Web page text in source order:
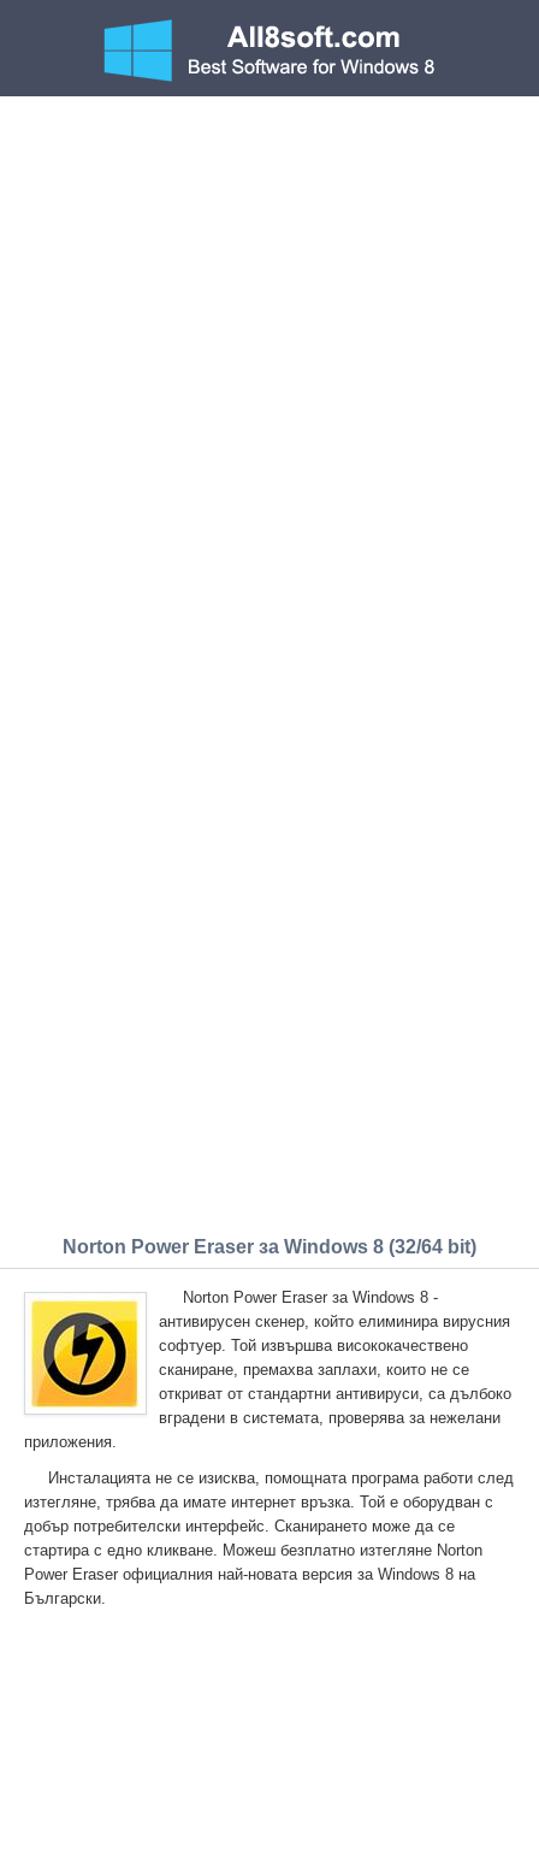
Norton Power Eraser за Windows 8 (32/64 bit)
Norton Power Eraser за Windows 8 -
антивирусен скенер, който елиминира вирусния
софтуер. Той извършва висококачествено
сканиране, премахва заплахи, които не се
откриват от стандартни антивируси, са дълбоко
вградени в системата, проверява за нежелани
приложения.
Инсталацията не се изисква, помощната програма работи след
изтегляне, трябва да имате интернет връзка. Той е оборудван с
добър потребителски интерфейс. Сканирането може да се
стартира с едно кликване. Можеш безплатно изтегляне Norton
Power Eraser официалния най-новата версия за Windows 8 на
Български.